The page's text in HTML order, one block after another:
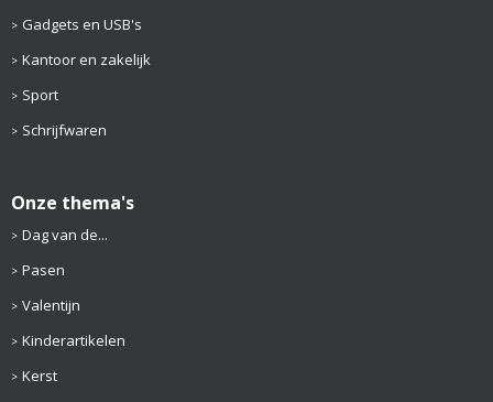
Gadgets en USB's
Kantoor en zakelijk
Sport
Schrijfwaren
Onze thema's
Dag van de...
Pasen
Valentijn
Kinderartikelen
Kerst